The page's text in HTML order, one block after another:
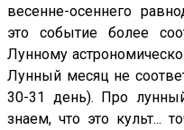
весенне-осеннего
это событие более
Лунному
Лунный месяц не
30-31 день). Про
знаем, что это культ...